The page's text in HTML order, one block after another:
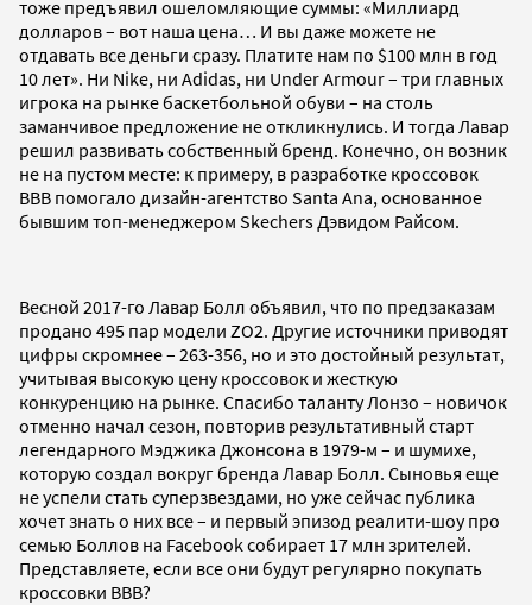
тоже предъявил ошеломляющие суммы: «Миллиард
долларов – вот наша цена… И вы даже можете не
отдавать все деньги сразу. Платите нам по $100 млн в год
10 лет». Ни Nike, ни Adidas, ни Under Armour – три главных
игрока на рынке баскетбольной обуви – на столь
заманчивое предложение не откликнулись. И тогда Лавар
решил развивать собственный бренд. Конечно, он возник
не на пустом месте: к примеру, в разработке кроссовок
BBB помогало дизайн-агентство Santa Ana, основанное
бывшим топ-менеджером Skechers Дэвидом Райсом.
Весной 2017-го Лавар Болл объявил, что по предзаказам
продано 495 пар модели ZO2. Другие источники приводят
цифры скромнее – 263-356, но и это достойный результат,
учитывая высокую цену кроссовок и жесткую
конкуренцию на рынке. Спасибо таланту Лонзо – новичок
отменно начал сезон, повторив результативный старт
легендарного Мэджика Джонсона в 1979-м – и шумихе,
которую создал вокруг бренда Лавар Болл. Сыновья еще
не успели стать суперзвездами, но уже сейчас публика
хочет знать о них все – и первый эпизод реалити-шоу про
семью Боллов на Facebook собирает 17 млн зрителей.
Представляете, если все они будут регулярно покупать
кроссовки BBB?